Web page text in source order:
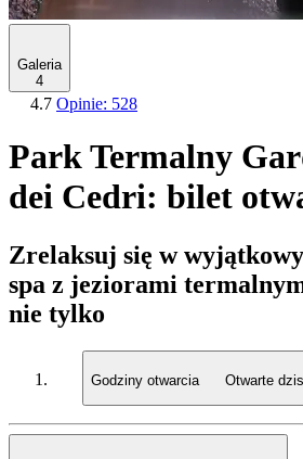
Galeria
4
4.7 Opinie: 528
Park Termalny
dei Cedri: bilet
Zrelaksuj się w
spa z jeziorami
nie tylko
Godziny otwarcia Otwarte